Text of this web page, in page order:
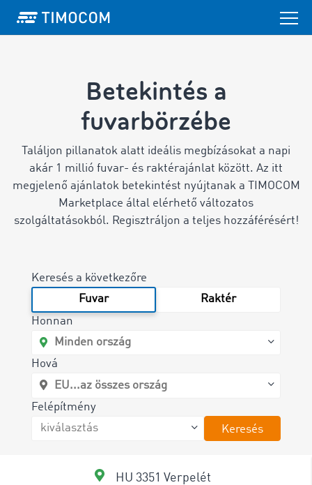
Betekintés a
fuvarbörzébe
Találjon pillanatok alatt ideális megbízásokat a napi
akár 1 millió fuvar- és raktérajánlat között. Az itt
megjelenő ajánlatok betekintést nyújtanak a TIMOCOM
Marketplace által elérhető változatos
szolgáltatásokból. Regisztráljon a teljes hozzáférésért!
Keresés a következőre
Fuvar
Raktér
Honnan
Hová
Felépítmény
Keresés
HU 3351 Verpelét